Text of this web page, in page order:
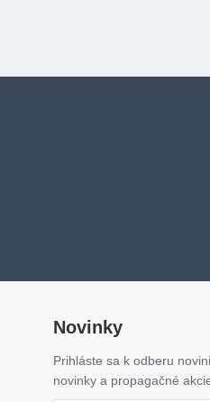
Novinky
Prihláste sa k odberu
novinky a propagačné